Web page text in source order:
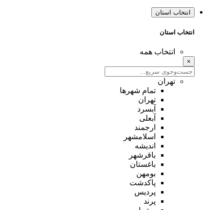
انتخاب استان
انتخاب استان
انتخاب همه
×
تهران
تمام شهر‌ها
تهران
آبسرد
آبعلی
ارجمند
اسلامشهر
اندیشه
باقرشهر
باغستان
بومهن
پاکدشت
پردیس
پرند